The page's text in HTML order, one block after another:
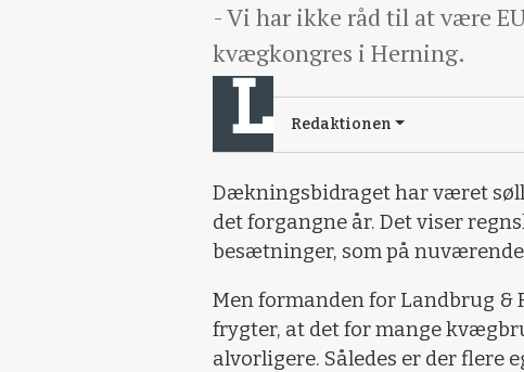
- Vi har ikke råd til at være
kvægkongres i Herning.
Redaktionen
Dækningsbidraget har været
det forgangne år. Det viser
besætninger, som på
Men formanden for Landbrug &
frygter, at det for mange
alvorligere. Således er der flere